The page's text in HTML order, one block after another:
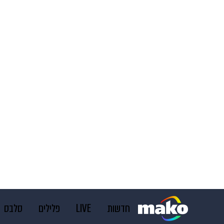
חדשות LIVE פלילים סלבס